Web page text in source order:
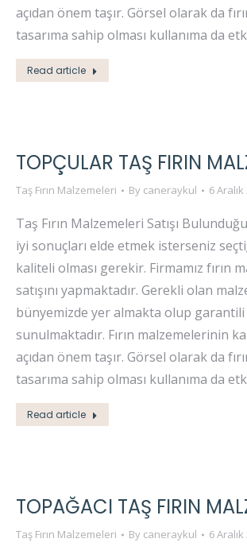
açıdan önem taşır. Görsel olarak da
tasarıma sahip olması kullanıma da
Read article
TOPÇULAR TAŞ FIRIN
Taş Fırın Malzemeleri By caneraykul 6
Taş Fırın Malzemeleri Satışı
iyi sonuçları elde etmek isterseniz
kaliteli olması gerekir. Firmamız fırın
satışını yapmaktadır. Gerekli olan
bünyemizde yer almakta olup
sunulmaktadır. Fırın malzemelerinin
açıdan önem taşır. Görsel olarak da
tasarıma sahip olması kullanıma da
Read article
TOPAĞACI TAŞ FIRIN
Taş Fırın Malzemeleri By caneraykul 6